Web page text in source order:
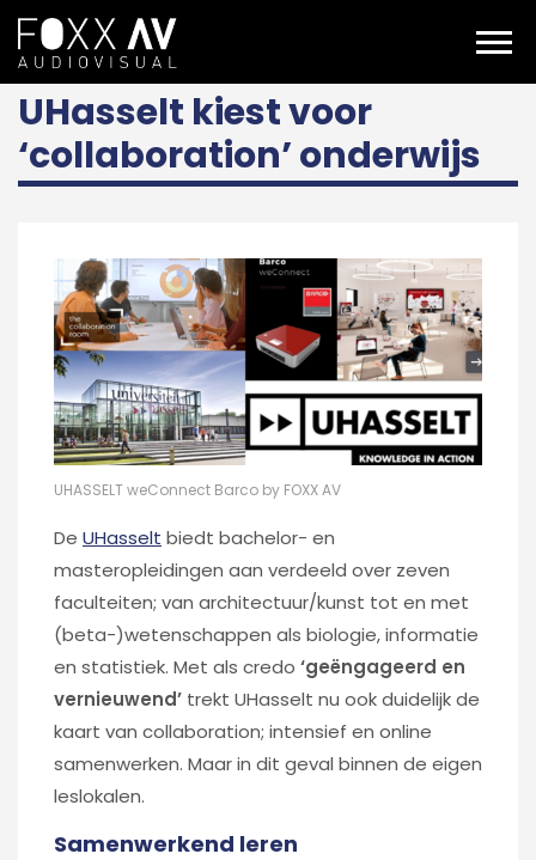
NL Over ons
UHASSELT collaboration
UHasselt kiest voor
‘collaboration’ onderwijs
UHASSELT weConnect Barco by FOXX AV
De UHasselt biedt bachelor- en
masteropleidingen aan verdeeld over zeven
faculteiten; van architectuur/kunst tot en met
(beta-)wetenschappen als biologie, informatie
en statistiek. Met als credo ‘geëngageerd en
vernieuwend’ trekt UHasselt nu ook duidelijk de
kaart van collaboration; intensief en online
samenwerken. Maar in dit geval binnen de eigen
leslokalen.
Samenwerkend leren